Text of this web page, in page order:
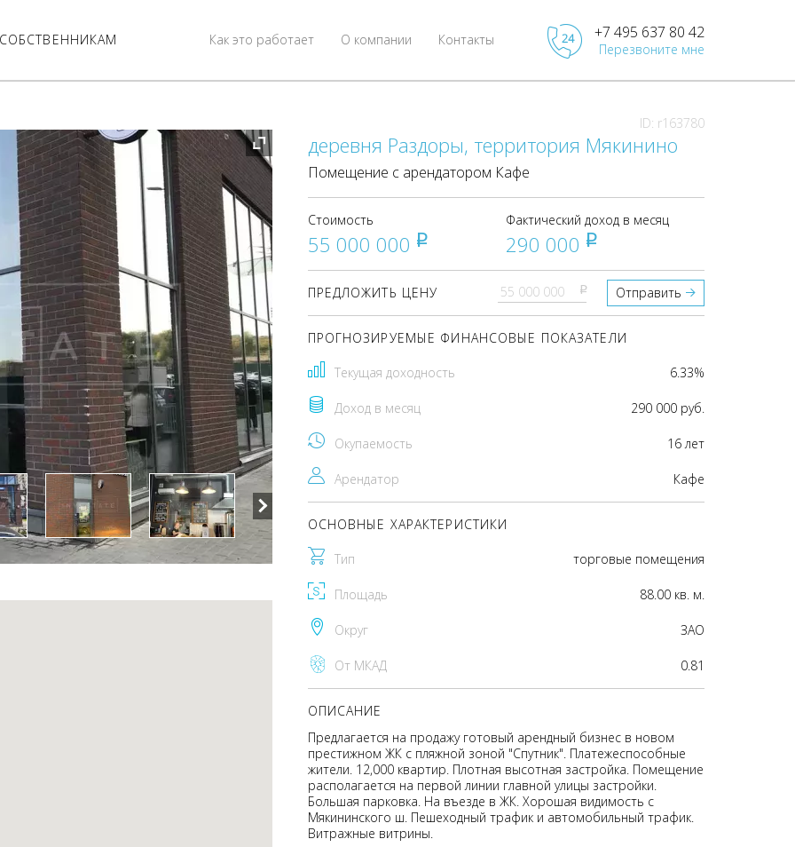
Контакты
О компании
Как это работает +7 495 637 80 42
Перезвоните мне
ID: r163780
деревня Раздоры, территория Мякинино
Помещение с арендатором Кафе
Стоимость
55 000 000 pуб
Фактический доход в месяц
290 000 pуб
ПРЕДЛОЖИТЬ ЦЕНУ pуб Отправить
ПРОГНОЗИРУЕМЫЕ ФИНАНСОВЫЕ ПОКАЗАТЕЛИ
Текущая доходность 6.33%
Доход в месяц 290 000 руб.
Окупаемость 16 лет
Арендатор Кафе
ОСНОВНЫЕ ХАРАКТЕРИСТИКИ
Тип торговые помещения
Площадь 88.00 кв. м.
Округ ЗАО
От МКАД 0.81
ОПИСАНИЕ
Предлагается на продажу готовый арендный бизнес в новом
престижном ЖК с пляжной зоной "Спутник". Платежеспособные
жители. 12,000 квартир. Плотная высотная застройка. Помещение
располагается на первой линии главной улицы застройки.
Большая парковка. На въезде в ЖК. Хорошая видимость с
Мякининского ш. Пешеходный трафик и автомобильный трафик.
Витражные витрины.